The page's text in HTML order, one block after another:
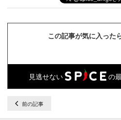
この記事が気に入った
見逃せない の
前の記事